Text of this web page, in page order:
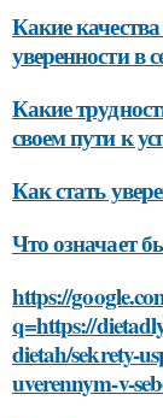
Какие
уверенности в
Какие
своем пути к
Как стать
Что означает
https://
q=https://
dietah/sekrety-
uverennym-v-